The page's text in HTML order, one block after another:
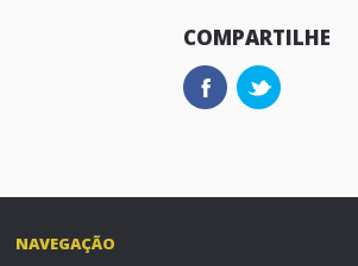
COMPARTILHE
NAVEGAÇÃO